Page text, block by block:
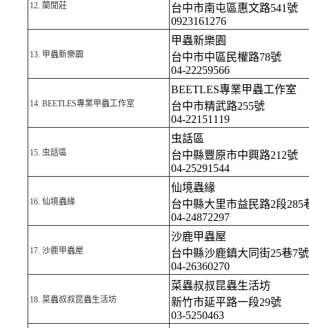
12. 蘭閒莊
台中市南屯區惠文路541號
0923161276
13. 甲蟲新樂園
甲蟲新樂園
台中市中區民權路78號
04-22259566
14. BEETLES專業甲蟲工作室
BEETLES專業甲蟲工作室
台中市精武路255號
04-22151119
15. 虫話區
虫話區
台中縣豐原市中興路212號
04-25291544
16. 仙境蟲緣
仙境蟲緣
台中縣大里市益民路2段285
04-24872297
17. 沙鹿甲蟲屋
沙鹿甲蟲屋
台中縣沙鹿鎮大同街25巷7號
04-26360270
18. 菜蟲叔叔昆蟲生活坊
菜蟲叔叔昆蟲生活坊
新竹市延平路一段29號
03-5250463